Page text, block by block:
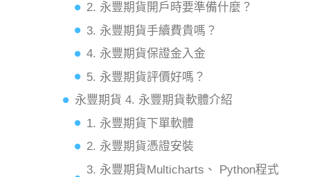
2. 永豐期貨開戶時要準備什麼？
3. 永豐期貨手續費貴嗎？
4. 永豐期貨保證金入金
5. 永豐期貨評價好嗎？
永豐期貨 4. 永豐期貨軟體介紹
1. 永豐期貨下單軟體
2. 永豐期貨憑證安裝
3. 永豐期貨Multicharts、 Python程式